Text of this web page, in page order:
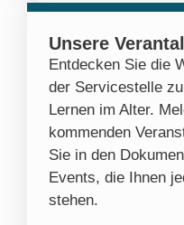
Unsere
Entdecken Sie die
der Servicestelle
Lernen im Alter.
kommenden
Sie in den
Events, die Ihnen
stehen.